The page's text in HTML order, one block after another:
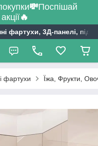
💸Поспішай
🔥
фартухи, 3Д-панелі,
фартухи Їжа, Фрукти,